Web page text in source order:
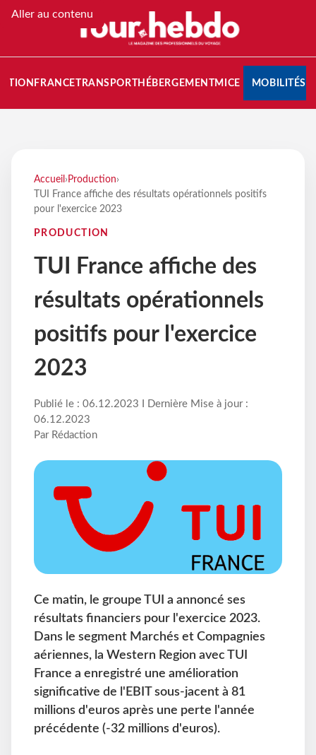
Aller au contenu
FRANCETRANSPORT HÉBERGEMENTMICE MOBILITÉS
Accueil › Production›
TUI France affiche des résultats opérationnels positifs
pour l'exercice 2023
PRODUCTION
TUI France affiche des
résultats opérationnels
positifs pour l'exercice
2023
Publié le : 06.12.2023 I Dernière Mise à jour :
06.12.2023
Par Rédaction
Ce matin, le groupe TUI a annoncé ses
résultats financiers pour l'exercice 2023.
Dans le segment Marchés et Compagnies
aériennes, la Western Region avec TUI
France a enregistré une amélioration
significative de l'EBIT sous-jacent à 81
millions d'euros après une perte l'année
précédente (-32 millions d'euros).